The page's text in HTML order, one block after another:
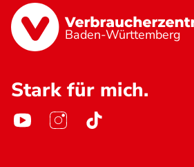
Baden-Württemberg
Stark für mich.